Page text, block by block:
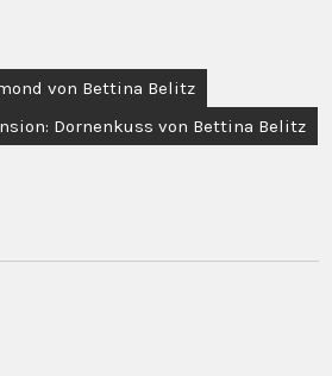
von Bettina Belitz
Dornenkuss von Bettina Belitz